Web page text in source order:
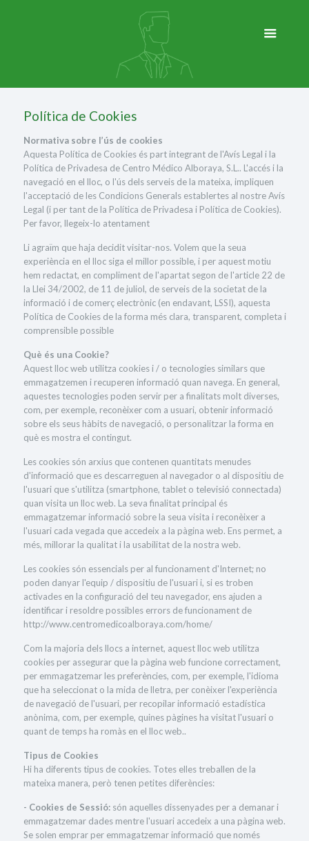
Política de Cookies
Normativa sobre l’ús de cookies
Aquesta Política de Cookies és part integrant de l'Avís Legal i la
Política de Privadesa de Centro Médico Alboraya, S.L.. L'accés i la
navegació en el lloc, o l'ús dels serveis de la mateixa, impliquen
l'acceptació de les Condicions Generals establertes al nostre Avís
Legal (i per tant de la Política de Privadesa i Política de Cookies).
Per favor, llegeix-lo atentament
Li agraïm que haja decidit visitar-nos. Volem que la seua
experiència en el lloc siga el millor possible, i per aquest motiu
hem redactat, en compliment de l'apartat segon de l'article 22 de
la Llei 34/2002, de 11 de juliol, de serveis de la societat de la
informació i de comerç electrònic (en endavant, LSSI), aquesta
Política de Cookies de la forma més clara, transparent, completa i
comprensible possible
Què és una Cookie?
Aquest lloc web utilitza cookies i / o tecnologies similars que
emmagatzemen i recuperen informació quan navega. En general,
aquestes tecnologies poden servir per a finalitats molt diverses,
com, per exemple, reconèixer com a usuari, obtenir informació
sobre els seus hàbits de navegació, o personalitzar la forma en
què es mostra el contingut.
Les cookies són arxius que contenen quantitats menudes
d'informació que es descarreguen al navegador o al dispositiu de
l'usuari que s'utilitza (smartphone, tablet o televisió connectada)
quan visita un lloc web. La seva finalitat principal és
emmagatzemar informació sobre la seua visita i reconèixer a
l'usuari cada vegada que accedeix a la pàgina web. Ens permet, a
més, millorar la qualitat i la usabilitat de la nostra web.
Les cookies són essencials per al funcionament d'Internet; no
poden danyar l'equip / dispositiu de l'usuari i, si es troben
activades en la configuració del teu navegador, ens ajuden a
identificar i resoldre possibles errors de funcionament de
http://www.centromedicoalboraya.com/home/
Com la majoria dels llocs a internet, aquest lloc web utilitza
cookies per assegurar que la pàgina web funcione correctament,
per emmagatzemar les preferències, com, per exemple, l'idioma
que ha seleccionat o la mida de lletra, per conèixer l'experiència
de navegació de l'usuari, per recopilar informació estadística
anònima, com, per exemple, quines pàgines ha visitat l'usuari o
quant de temps ha romàs en el lloc web..
Tipus de Cookies
Hi ha diferents tipus de cookies. Totes elles treballen de la
mateixa manera, però tenen petites diferències:
- Cookies de Sessió: són aquelles dissenyades per a demanar i
emmagatzemar dades mentre l'usuari accedeix a una pàgina web.
Se solen emprar per emmagatzemar informació que només